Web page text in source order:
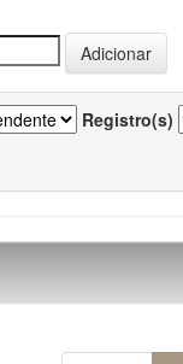
Registro(s)